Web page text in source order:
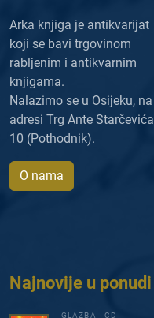
Arka knjiga je antikvarijat
koji se bavi trgovinom
rabljenim i antikvarnim
knjigama.
Nalazimo se u Osijeku, na
adresi Trg Ante Starčevića
10 (Pothodnik).
O nama
Najnovije u ponudi
GLAZBA - CD